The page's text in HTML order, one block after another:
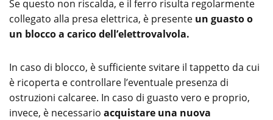
Se questo non riscalda, e il ferro risulta regolarmente
collegato alla presa elettrica, è presente un guasto o
un blocco a carico dell’elettrovalvola.
In caso di blocco, è sufficiente svitare il tappetto da cui
è ricoperta e controllare l’eventuale presenza di
ostruzioni calcaree. In caso di guasto vero e proprio,
invece, è necessario acquistare una nuova